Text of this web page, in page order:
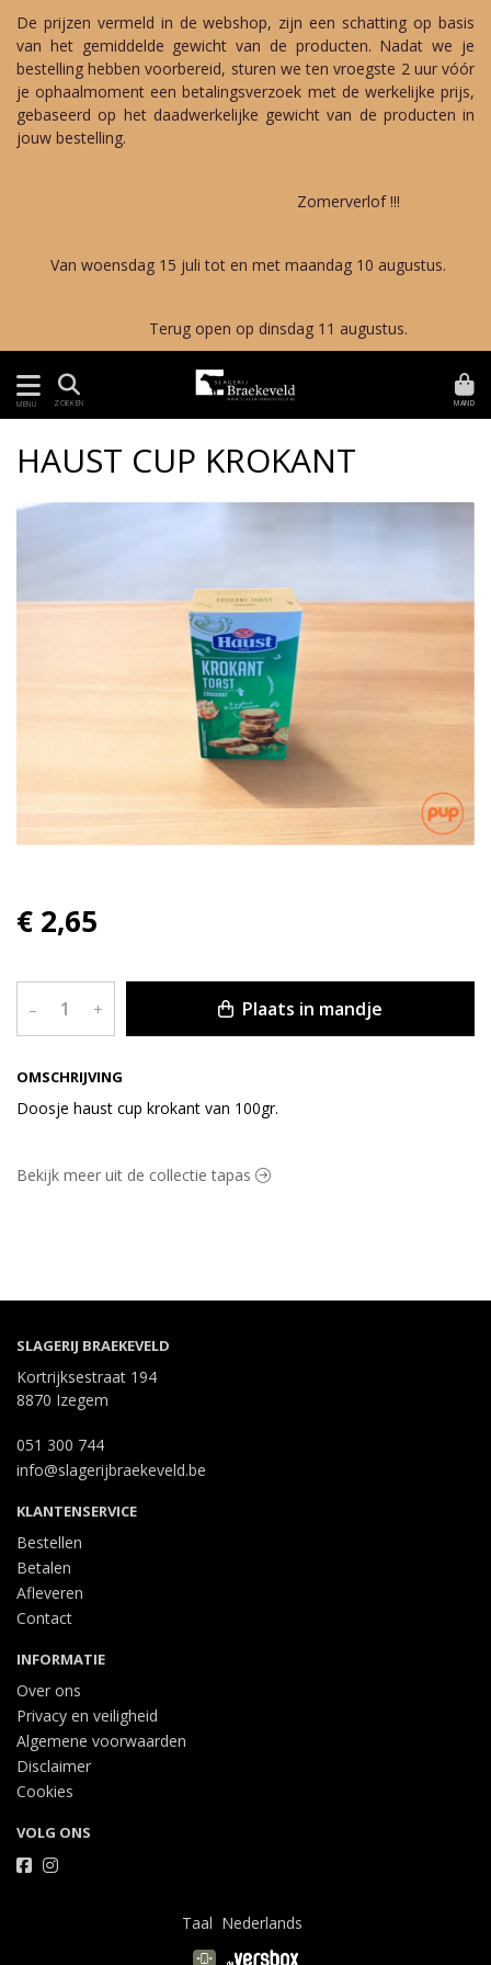
De prijzen vermeld in de webshop, zijn een schatting op basis
van het gemiddelde gewicht van de producten. Nadat we je
bestelling hebben voorbereid, sturen we ten vroegste 2 uur vóór
je ophaalmoment een betalingsverzoek met de werkelijke prijs,
gebaseerd op het daadwerkelijke gewicht van de producten in
jouw bestelling.
Zomerverlof !!!
Van woensdag 15 juli tot en met maandag 10 augustus.
Terug open op dinsdag 11 augustus.
MENU ZOEKEN MAND
OMSCHRIJVING
Doosje haust cup krokant van 100gr.
HAUST CUP KROKANT
€ 2,65
– + Plaats in mandje
Bekijk meer uit de collectie tapas
SLAGERIJ BRAEKEVELD
Kortrijksestraat 194
8870 Izegem
051 300 744
info@slagerijbraekeveld.be
KLANTENSERVICE
Bestellen
Betalen
Afleveren
Contact
INFORMATIE
Over ons
Privacy en veiligheid
Algemene voorwaarden
Disclaimer
Cookies
VOLG ONS
Taal